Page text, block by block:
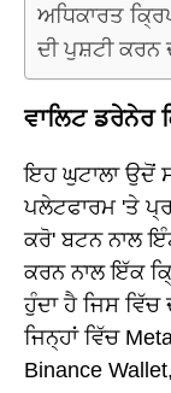
ਅਧਿਕਾਰਤ
ਦੀ ਪੁਸ਼ਟੀ ਕਰਨ
ਵਾਲਿਟ ਡਰੇਨੇਰ
ਇਹ ਘੁਟਾਲਾ ਉਦੋਂ
ਪਲੇਟਫਾਰਮ 'ਤੇ
ਕਰੋ' ਬਟਨ ਨਾਲ
ਕਰਨ ਨਾਲ ਇੱਕ
ਹੁੰਦਾ ਹੈ ਜਿਸ ਵਿੱਚ
ਜਿਨ੍ਹਾਂ ਵਿੱਚ
Binance